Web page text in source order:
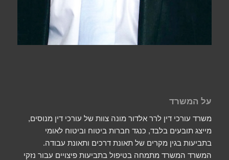
על המשרד
משרד עורכי דין לרר אלדור מונה צוות של עורכי דין מנוסים,
מייצג תובעים בלבד, כנגד חברות ביטוח וביטוח לאומי
בתביעות בגין מקרים של תאונת דרכים ותאונת עבודה.
המשרד המשרד מתמחה בטיפול בתביעות פיצויים עבור נזקי